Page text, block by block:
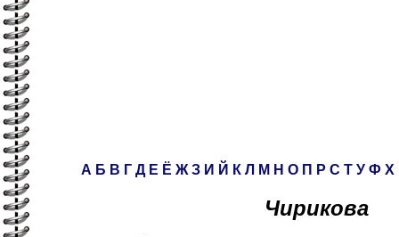
А Б В Г Д Е Ё Ж З И Й К Л М Н О П Р С Т У Ф Х
Чирикова